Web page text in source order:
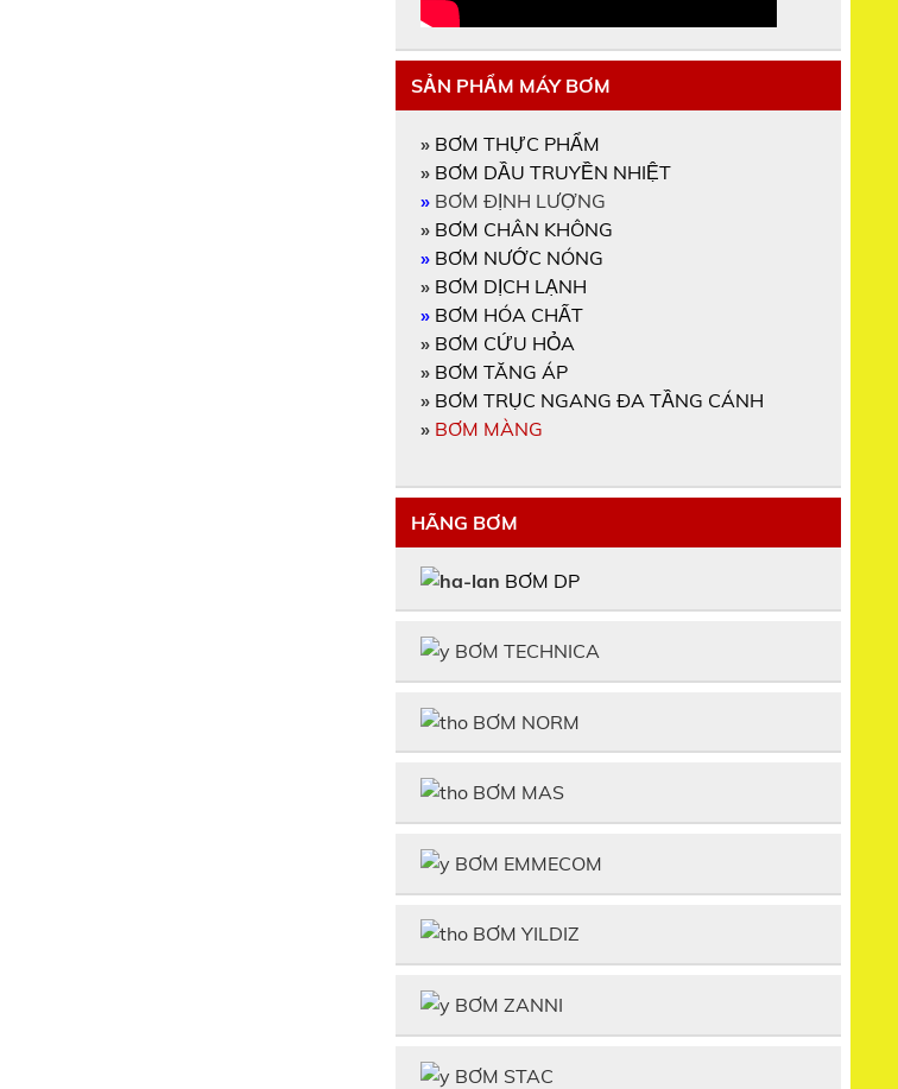
SẢN PHẨM MÁY BƠM
» BƠM THỰC PHẨM
» BƠM DẦU TRUYỀN NHIỆT
» BƠM ĐỊNH LƯỢNG
» BƠM CHÂN KHÔNG
» BƠM NƯỚC NÓNG
» BƠM DỊCH LẠNH
» BƠM HÓA CHẤT
» BƠM CỨU HỎA
» BƠM TĂNG ÁP
» BƠM TRỤC NGANG ĐA TẦNG CÁNH
» BƠM MÀNG
HÃNG BƠM
BƠM DP
BƠM TECHNICA
BƠM NORM
BƠM MAS
BƠM EMMECOM
BƠM YILDIZ
BƠM ZANNI
BƠM STAC